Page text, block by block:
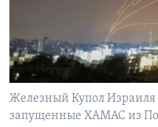
СОЦИАЛЬНЫЕ СЕТИ
Железный Купол Израиля
запущенные ХАМАС из